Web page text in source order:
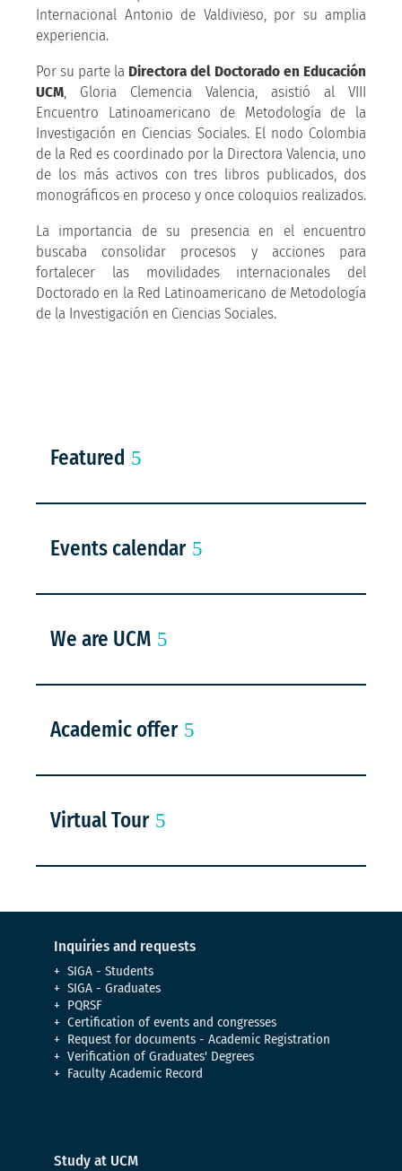
Internacional Antonio de Valdivieso, por su amplia
experiencia.
Por su parte la Directora del Doctorado en Educación
UCM, Gloria Clemencia Valencia, asistió al VIII
Encuentro Latinoamericano de Metodología de la
Investigación en Ciencias Sociales. El nodo Colombia
de la Red es coordinado por la Directora Valencia, uno
de los más activos con tres libros publicados, dos
monográficos en proceso y once coloquios realizados.
La importancia de su presencia en el encuentro
buscaba consolidar procesos y acciones para
fortalecer las movilidades internacionales del
Doctorado en la Red Latinoamericano de Metodología
de la Investigación en Ciencias Sociales.
Featured
Events calendar
We are UCM
Academic offer
Virtual Tour
Inquiries and requests
SIGA - Students
SIGA - Graduates
PQRSF
Certification of events and congresses
Request for documents - Academic Registration
Verification of Graduates' Degrees
Faculty Academic Record
Study at UCM